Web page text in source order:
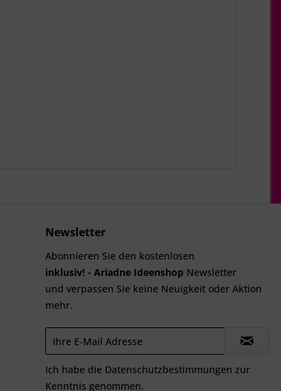
Newsletter
Abonnieren Sie den kostenlosen
inklusiv! - Ariadne Ideenshop Newsletter
und verpassen Sie keine Neuigkeit oder Aktion
mehr.
Ich habe die Datenschutzbestimmungen zur
Kenntnis genommen.